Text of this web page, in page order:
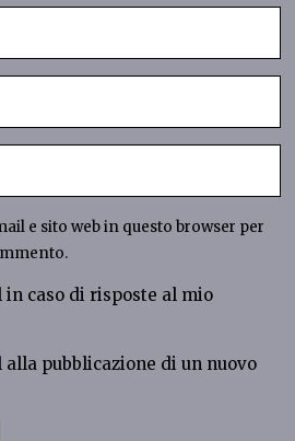
e sito web in questo browser per
caso di risposte al mio
pubblicazione di un nuovo